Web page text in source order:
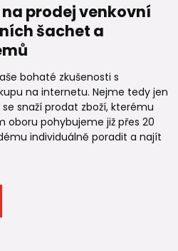
prodej venkovní
šachet a
bohaté zkušenosti s
na internetu. Nejme tedy jen
snaží prodat zboží, kterému
oboru pohybujeme již přes 20
individuálně poradit a najít